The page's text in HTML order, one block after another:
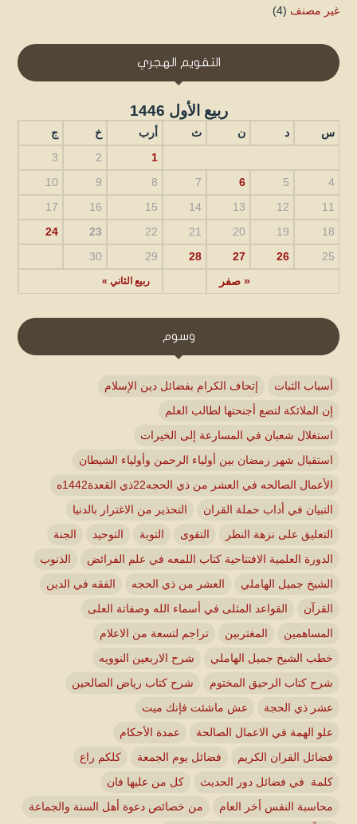
غير مصنف (4)
التقويم الهجري
ربيع الأول 1446
س د ن ث أرب خ ج
« صفر ربيع الثاني »
1
2
3
4
5
6
7
8
9
10
11
12
13
14
15
16
17
18
19
20
21
22
23
24
25
26
27
28
29
30
وسوم
أسباب الثبات
إتحاف الكرام بفضائل دين الإسلام
إن الملائكة لتضع أجنحتها لطالب العلم
استغلال شعبان في المسارعة إلى الخيرات
استقبال شهر رمضان بين أولياء الرحمن وأولياء الشيطان
الأعمال الصالحه في العشر من ذي الحجه22ذي القعدة1442ه
التبيان في أداب حملة القران
التحذير من الاغترار بالدنيا
التعليق على نزهة النظر
التقوى التوبة التوحيد
الجنة
الدورة العلمية الافتتاحية كتاب اللمعه في علم الفرائض
الذنوب
الشيخ جميل الهاملي
العشر من ذي الحجه
الفقه في الدين
القرآن
القواعد المثلى في أسماء الله وصفاتة العلى
المساهمين
المغتربين
تراجم لتسعة من الاعلام
خطب الشيخ جميل الهاملي
شرح الاربعين النوويه
شرح كتاب الرحيق المختوم
شرح كتاب رياض الصالحين
عشر ذي الحجة
عش ماشئت فإنك ميت
علو الهمة في الاعمال الصالحة
عمدة الأحكام
فضائل القران الكريم
فضائل يوم الجمعة
كلكم راع
كلمة في فضائل دور الحديث
كل من عليها فان
محاسبة النفس أخر العام
من خصائص دعوة أهل السنة والجماعة